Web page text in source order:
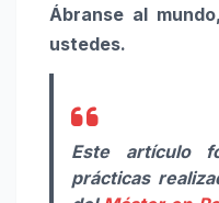
Ábranse al
ustedes.
Este artículo
prácticas